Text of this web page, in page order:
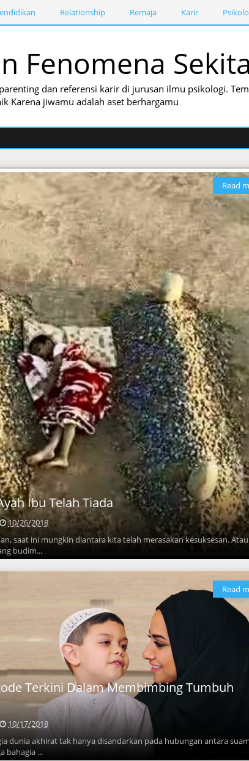
Relationship Remaja Karir
Fenomena
dan referensi karir di jurusan ilmu psikologi.
Karena jiwamu adalah aset berhargamu
Ibu Telah Tiada
10/26/2018
saat ini mungkin diantara kita telah merasakan kesuksesan. Atau
budim...
Read
Terkini Dalam Membimbing Tumbuh
10/17/2018
dunia akhirat tak hanya disandarkan pada hubungan antara
bahagia ...
Read